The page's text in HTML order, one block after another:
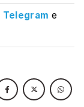
Telegram e